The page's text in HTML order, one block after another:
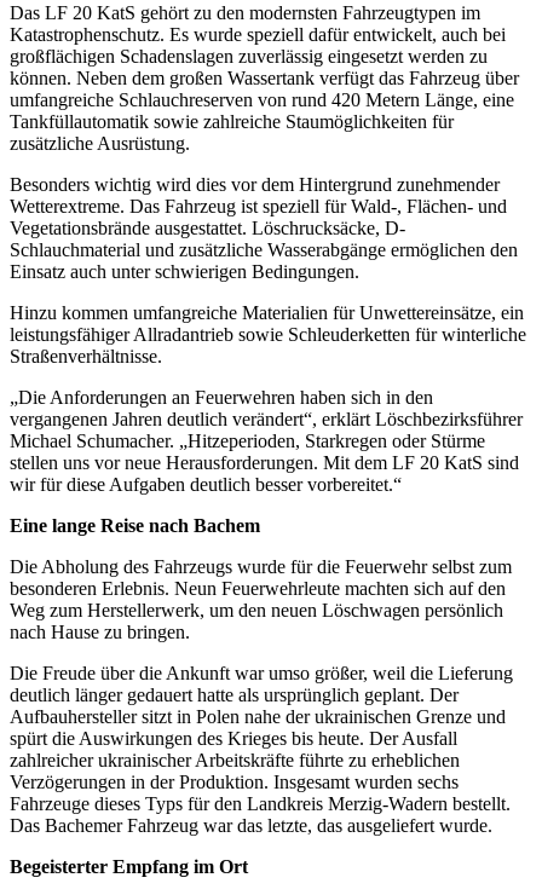
Das LF 20 KatS gehört zu den modernsten Fahrzeugtypen im
Katastrophenschutz. Es wurde speziell dafür entwickelt, auch bei
großflächigen Schadenslagen zuverlässig eingesetzt werden zu
können. Neben dem großen Wassertank verfügt das Fahrzeug über
umfangreiche Schlauchreserven von rund 420 Metern Länge, eine
Tankfüllautomatik sowie zahlreiche Staumöglichkeiten für
zusätzliche Ausrüstung.
Besonders wichtig wird dies vor dem Hintergrund zunehmender
Wetterextreme. Das Fahrzeug ist speziell für Wald-, Flächen- und
Vegetationsbrände ausgestattet. Löschrucksäcke, D-
Schlauchmaterial und zusätzliche Wasserabgänge ermöglichen den
Einsatz auch unter schwierigen Bedingungen.
Hinzu kommen umfangreiche Materialien für Unwettereinsätze, ein
leistungsfähiger Allradantrieb sowie Schleuderketten für winterliche
Straßenverhältnisse.
„Die Anforderungen an Feuerwehren haben sich in den
vergangenen Jahren deutlich verändert“, erklärt Löschbezirksführer
Michael Schumacher. „Hitzeperioden, Starkregen oder Stürme
stellen uns vor neue Herausforderungen. Mit dem LF 20 KatS sind
wir für diese Aufgaben deutlich besser vorbereitet.“
Eine lange Reise nach Bachem
Die Abholung des Fahrzeugs wurde für die Feuerwehr selbst zum
besonderen Erlebnis. Neun Feuerwehrleute machten sich auf den
Weg zum Herstellerwerk, um den neuen Löschwagen persönlich
nach Hause zu bringen.
Die Freude über die Ankunft war umso größer, weil die Lieferung
deutlich länger gedauert hatte als ursprünglich geplant. Der
Aufbauhersteller sitzt in Polen nahe der ukrainischen Grenze und
spürt die Auswirkungen des Krieges bis heute. Der Ausfall
zahlreicher ukrainischer Arbeitskräfte führte zu erheblichen
Verzögerungen in der Produktion. Insgesamt wurden sechs
Fahrzeuge dieses Typs für den Landkreis Merzig-Wadern bestellt.
Das Bachemer Fahrzeug war das letzte, das ausgeliefert wurde.
Begeisterter Empfang im Ort